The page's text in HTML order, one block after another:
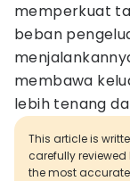
memperkuat
beban
membawa
lebih tenang
This article is
carefully
the most